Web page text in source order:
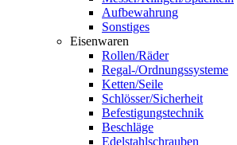
Aufbewahrung
Sonstiges
Eisenwaren
Rollen/Räder
Regal-/Ordnungssysteme
Ketten/Seile
Schlösser/Sicherheit
Befestigungstechnik
Beschläge
Edelstahlschrauben